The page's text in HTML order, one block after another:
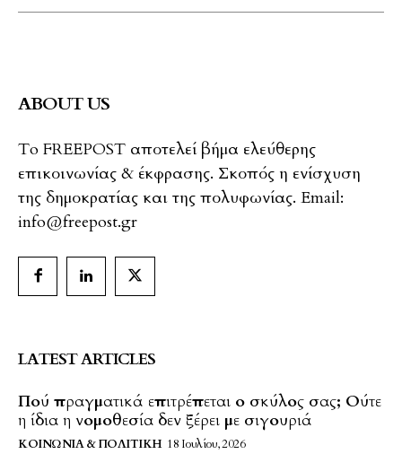
ABOUT US
To FREEPOST αποτελεί βήμα ελεύθερης
επικοινωνίας & έκφρασης. Σκοπός η ενίσχυση
της δημοκρατίας και της πολυφωνίας. Email:
info@freepost.gr
LATEST ARTICLES
Πού πραγματικά επιτρέπεται ο σκύλος σας; Ούτε
η ίδια η νομοθεσία δεν ξέρει με σιγουριά
ΚΟΙΝΩΝΊΑ & ΠΟΛΙΤΙΚΉ 18 Ιουλίου, 2026